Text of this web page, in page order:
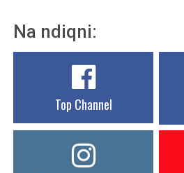
Na ndiqni:
Top Channel